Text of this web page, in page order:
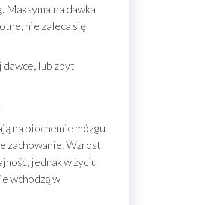
Maksymalna dawka
nie zaleca się
dawce, lub zbyt
na biochemie mózgu
zachowanie. Wzrost
jednak w życiu
wchodzą w